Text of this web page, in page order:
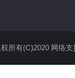
所有(C)2020 网络支